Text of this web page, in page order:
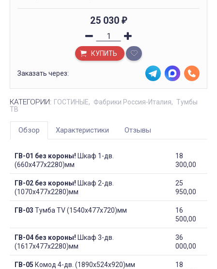
25 030 ₽
КУПИТЬ
Заказать через:
КАТЕГОРИИ: ГОСТИНЫЕ Фабрики Россия-Италия
Тумбы
ТВ
Обзор Характеристики Отзывы
ГВ-01 без короны! Шкаф 1-дв.
(660х477х2280)мм
18
300,00
ГВ-02 без короны! Шкаф 2-дв.
(1070х477х2280)мм
25
950,00
ГВ-03 Тумба TV (1540х477х720)мм
16
500,00
ГВ-04 без короны! Шкаф 3-дв.
(1617х477х2280)мм
36
000,00
ГВ-05 Комод 4-дв. (1890х524х920)мм
18